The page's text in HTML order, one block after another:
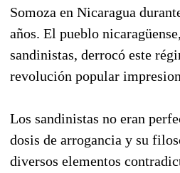
Somoza en Nicaragua
años. El pueblo
sandinistas, derrocó este
revolución popular
Los sandinistas no eran
dosis de arrogancia y su
diversos elementos